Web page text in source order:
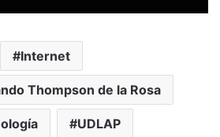
Internet
Thompson de la Rosa
UDLAP